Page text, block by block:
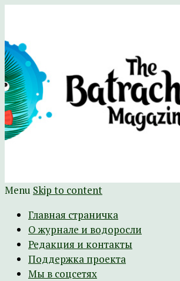
The
Батрахоспермум
Menu Skip to content
Главная страничка
О журнале и водоросли
Редакция и контакты
Поддержка проекта
Мы в соцсетях